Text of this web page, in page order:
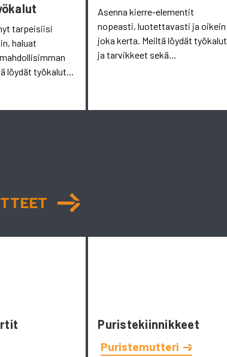
tarpeisiisi
haluat
löydät työkalut...
Asenna kierre-elementit
nopeasti, luotettavasti ja oikein
joka kerta. Meiltä löydät työkalut
ja tarvikkeet sekä...
Puristekiinnikkeet
Puristemutteri